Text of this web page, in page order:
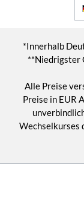
*Innerhalb
**Niedrigster
Alle Preise
Preise in EUR
Wechselkurses